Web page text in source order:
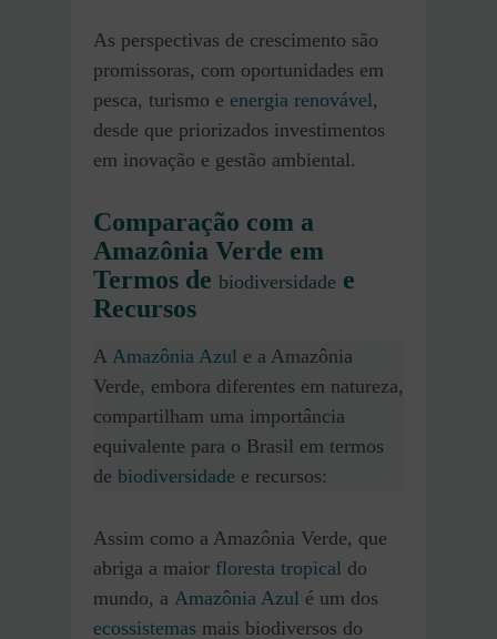
As perspectivas de crescimento são
promissoras, com oportunidades em
pesca, turismo e energia renovável,
desde que priorizados investimentos
em inovação e gestão ambiental.
Comparação com a
Amazônia Verde em
Termos de biodiversidade e
Recursos
A Amazônia Azul e a Amazônia
Verde, embora diferentes em natureza,
compartilham uma importância
equivalente para o Brasil em termos
de biodiversidade e recursos:
Assim como a Amazônia Verde, que
abriga a maior floresta tropical do
mundo, a Amazônia Azul é um dos
ecossistemas mais biodiversos do